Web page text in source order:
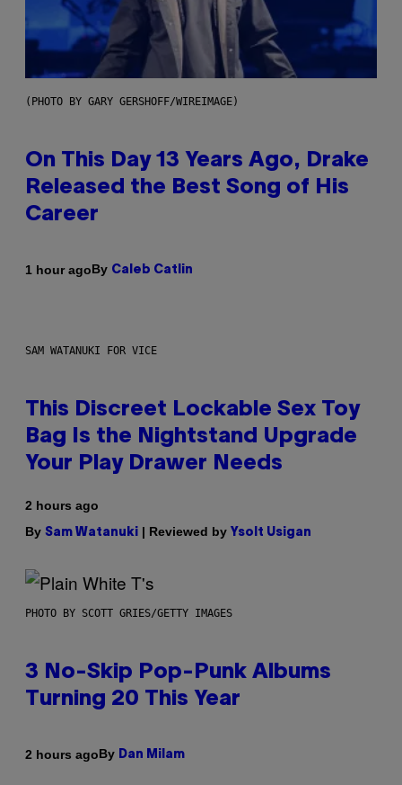
(PHOTO BY GARY GERSHOFF/WIREIMAGE)
On This Day 13 Years Ago, Drake
Released the Best Song of His
Career
1 hour agoBy Caleb Catlin
SAM WATANUKI FOR VICE
This Discreet Lockable Sex Toy
Bag Is the Nightstand Upgrade
Your Play Drawer Needs
2 hours ago
By Sam Watanuki | Reviewed by Ysolt Usigan
PHOTO BY SCOTT GRIES/GETTY IMAGES
3 No-Skip Pop-Punk Albums
Turning 20 This Year
2 hours agoBy Dan Milam